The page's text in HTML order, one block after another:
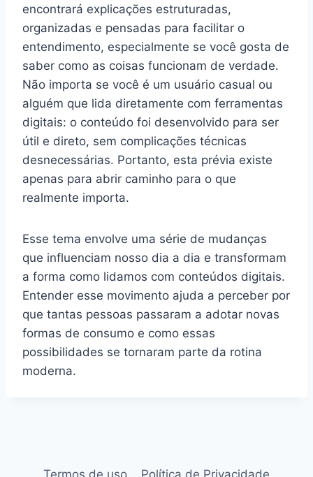
encontrará explicações estruturadas,
organizadas e pensadas para facilitar o
entendimento, especialmente se você gosta de
saber como as coisas funcionam de verdade.
Não importa se você é um usuário casual ou
alguém que lida diretamente com ferramentas
digitais: o conteúdo foi desenvolvido para ser
útil e direto, sem complicações técnicas
desnecessárias. Portanto, esta prévia existe
apenas para abrir caminho para o que
realmente importa.
Esse tema envolve uma série de mudanças
que influenciam nosso dia a dia e transformam
a forma como lidamos com conteúdos digitais.
Entender esse movimento ajuda a perceber por
que tantas pessoas passaram a adotar novas
formas de consumo e como essas
possibilidades se tornaram parte da rotina
moderna.